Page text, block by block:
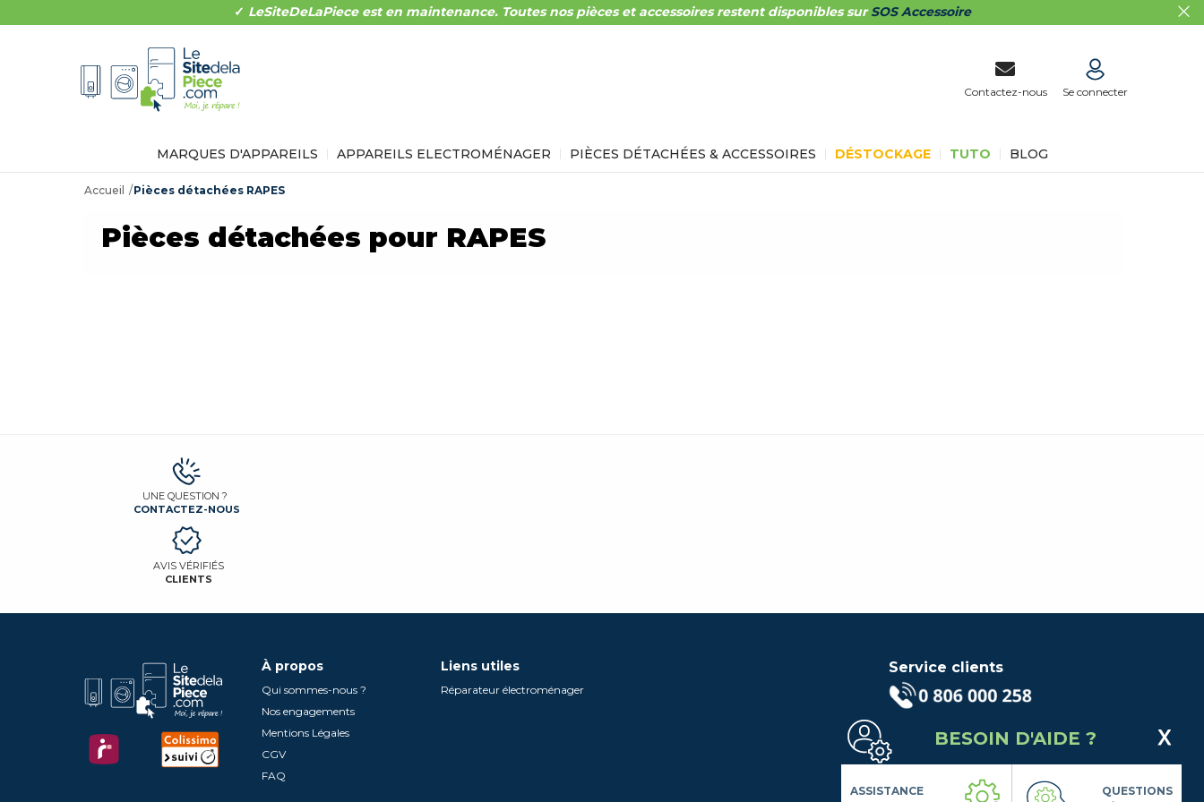
✓ LeSiteDeLaPiece est en maintenance. Toutes nos pièces et accessoires restent disponibles surSOS Accessoire
Contactez-nous Se connecter
MARQUES D'APPAREILS APPAREILS ELECTROMÉNAGER PIÈCES DÉTACHÉES & ACCESSOIRES DÉSTOCKAGE TUTO BLOG
Accueil Pièces détachées RAPES
Pièces détachées pour RAPES
UNE QUESTION ?
CONTACTEZ-NOUS
AVIS VÉRIFIÉS
CLIENTS
À propos
Qui sommes-nous ?
Nos engagements
Mentions Légales
CGV
FAQ
Liens utiles
Réparateur électroménager
Service clients
appel local)
Lundi au Vendredi de 9h à 18h
Contactez-Nous
Suivez-nous
BESOIN D'AIDE ?
ASSISTANCE
QUESTIONS